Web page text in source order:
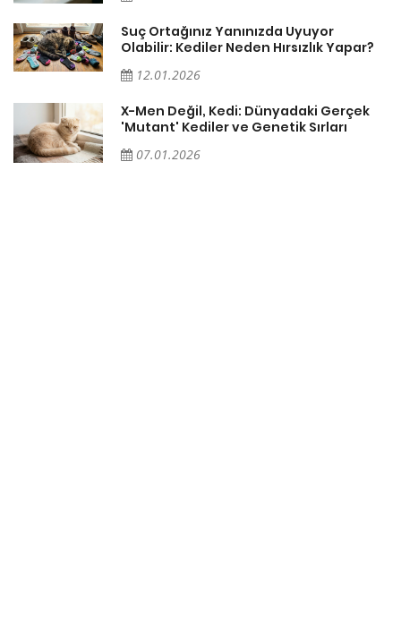
Suç Ortağınız Yanınızda Uyuyor
Olabilir: Kediler Neden Hırsızlık Yapar?
12.01.2026
X-Men Değil, Kedi: Dünyadaki Gerçek
'Mutant' Kediler ve Genetik Sırları
07.01.2026